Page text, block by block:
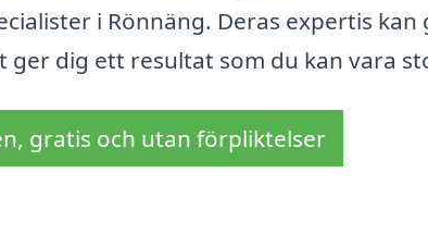
i Rönnäng. Deras expertis
ger dig ett resultat som du kan vara
gratis och utan förpliktelser